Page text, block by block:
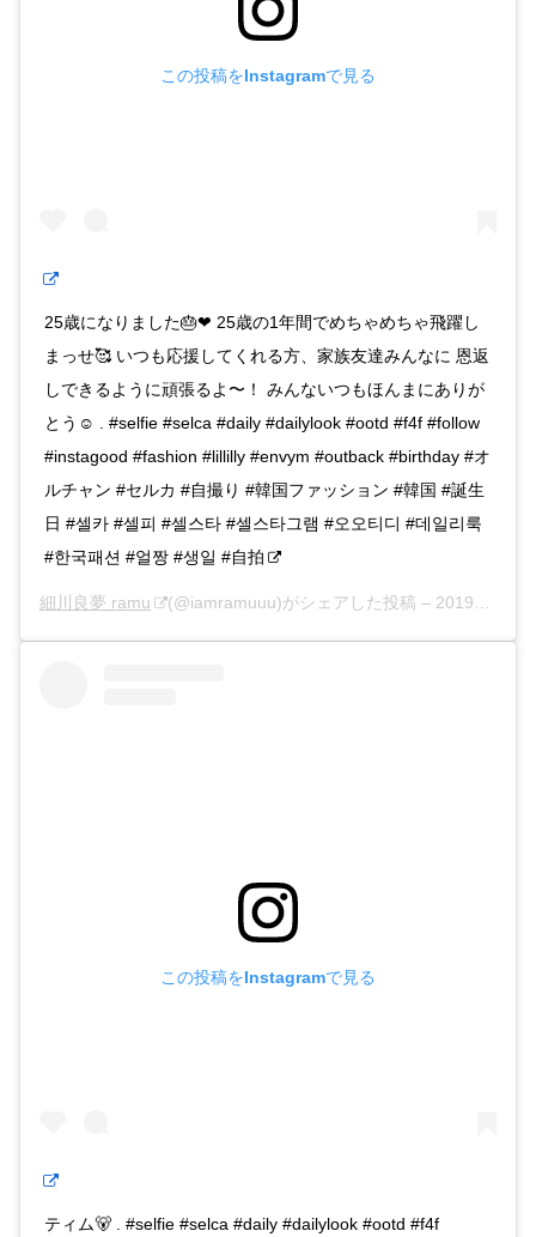
この投稿をInstagramで見る
25歳になりました🎂❤︎ 25歳の1年間でめちゃめちゃ飛躍し
まっせ🥰 いつも応援してくれる方、家族友達みんなに 恩返
しできるように頑張るよ〜！ みんないつもほんまにありが
とう☺︎ . #selfie #selca #daily #dailylook #ootd #f4f #follow
#instagood #fashion #lillilly #envym #outback #birthday #オ
ルチャン #セルカ #自撮り #韓国ファッション #韓国 #誕生
日 #셀카 #셀피 #셀스타 #셀스타그램 #오오티디 #데일리룩
#한국패션 #얼짱 #생일 #自拍
細川良夢 ramu (@iamramuuu)がシェアした投稿 – 2019年11月月19日午前9時10分PST
この投稿をInstagramで見る
ティム🐻 . #selfie #selca #daily #dailylook #ootd #f4f